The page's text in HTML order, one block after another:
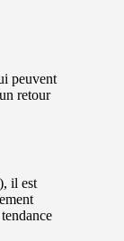
peuvent
retour
il est